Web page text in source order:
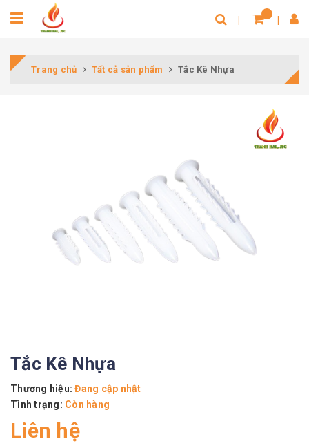
Trang chủ Tất cả sản phẩm Tắc Kê Nhựa
Tắc Kê Nhựa
Thương hiệu: Đang cập nhật
Tình trạng: Còn hàng
Liên hệ